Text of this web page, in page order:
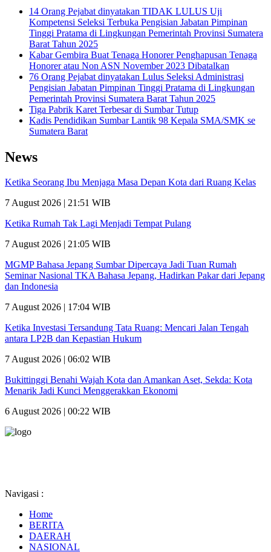
14 Orang Pejabat dinyatakan TIDAK LULUS Uji
Kompetensi Seleksi Terbuka Pengisian Jabatan Pimpinan
Tinggi Pratama di Lingkungan Pemerintah Provinsi Sumatera
Barat Tahun 2025
Kabar Gembira Buat Tenaga Honorer Penghapusan Tenaga
Honorer atau Non ASN November 2023 Dibatalkan
76 Orang Pejabat dinyatakan Lulus Seleksi Administrasi
Pengisian Jabatan Pimpinan Tinggi Pratama di Lingkungan
Pemerintah Provinsi Sumatera Barat Tahun 2025
Tiga Pabrik Karet Terbesar di Sumbar Tutup
Kadis Pendidikan Sumbar Lantik 98 Kepala SMA/SMK se
Sumatera Barat
News
Ketika Seorang Ibu Menjaga Masa Depan Kota dari Ruang Kelas
7 August 2026 | 21:51 WIB
Ketika Rumah Tak Lagi Menjadi Tempat Pulang
7 August 2026 | 21:05 WIB
MGMP Bahasa Jepang Sumbar Dipercaya Jadi Tuan Rumah
Seminar Nasional TKA Bahasa Jepang, Hadirkan Pakar dari Jepang
dan Indonesia
7 August 2026 | 17:04 WIB
Ketika Investasi Tersandung Tata Ruang: Mencari Jalan Tengah
antara LP2B dan Kepastian Hukum
7 August 2026 | 06:02 WIB
Bukittinggi Benahi Wajah Kota dan Amankan Aset, Sekda: Kota
Menarik Jadi Kunci Menggerakkan Ekonomi
6 August 2026 | 00:22 WIB
Navigasi :
Home
BERITA
DAERAH
NASIONAL